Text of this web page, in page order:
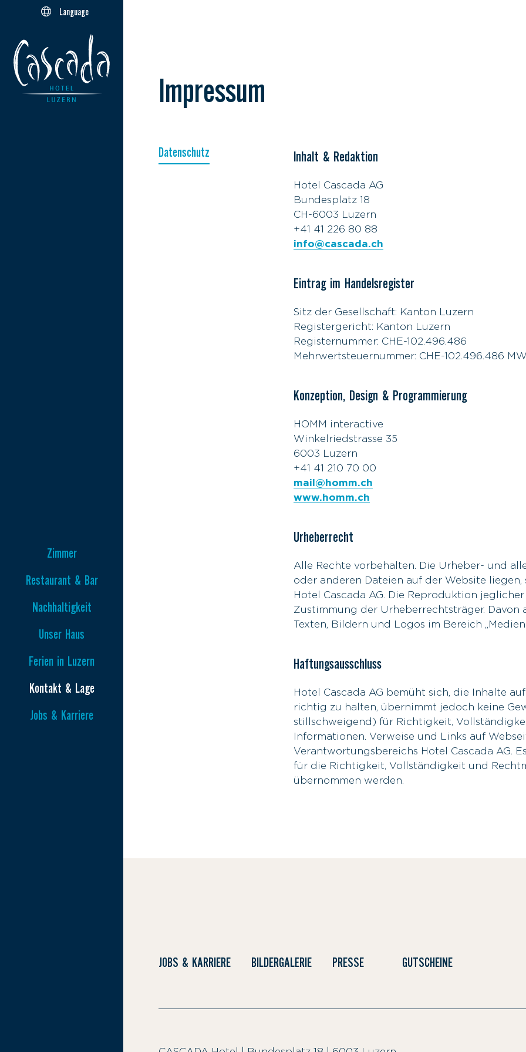
Language
Zimmer
Restaurant & Bar
Nachhaltigkeit
Unser Haus
Ferien in Luzern
Kontakt & Lage
Jobs & Karriere
Impressum
Inhalt & Redaktion
Hotel Cascada AG
Bundesplatz 18
CH-6003 Luzern
+41 41 226 80 88
info@cascada.ch
Eintrag im Handelsregister
Sitz der Gesellschaft: Kanton Luzern
Registergericht: Kanton Luzern
Registernummer: CHE-102.496.486
Mehrwertsteuernummer: CHE-102.496.486
Konzeption, Design & Programmierung
HOMM interactive
Winkelriedstrasse 35
6003 Luzern
+41 41 210 70 00
mail@homm.ch
www.homm.ch
Urheberrecht
Alle Rechte vorbehalten. Die Urheber- und
oder anderen Dateien auf der Website
Hotel Cascada AG. Die Reproduktion
Zustimmung der Urheberrechtsträger.
Texten, Bildern und Logos im Bereich
Haftungsausschluss
Hotel Cascada AG bemüht sich, die Inhalte
richtig zu halten, übernimmt jedoch keine
stillschweigend) für Richtigkeit,
Informationen. Verweise und Links auf
Verantwortungsbereichs Hotel Cascada AG.
für die Richtigkeit, Vollständigkeit und
übernommen werden.
Datenschutz
JOBS & KARRIERE BILDERGALERIE PRESSE GUTSCHEINE